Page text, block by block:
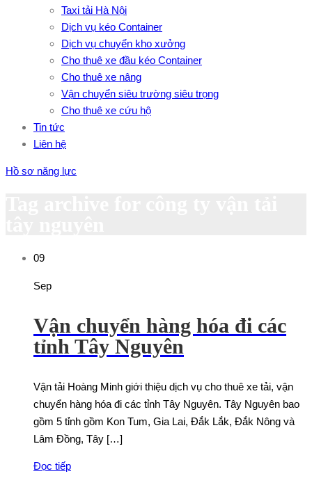
Taxi tải Hà Nội
Dịch vụ kéo Container
Dịch vụ chuyển kho xưởng
Cho thuê xe đầu kéo Container
Cho thuê xe nâng
Vận chuyển siêu trường siêu trọng
Cho thuê xe cứu hộ
Tin tức
Liên hệ
Hồ sơ năng lực
09
Sep
Vận chuyển hàng hóa đi các
tỉnh Tây Nguyên
Vận tải Hoàng Minh giới thiệu dịch vụ cho thuê xe tải, vận
chuyển hàng hóa đi các tỉnh Tây Nguyên. Tây Nguyên bao
gồm 5 tỉnh gồm Kon Tum, Gia Lai, Đắk Lắk, Đắk Nông và
Lâm Đồng, Tây […]
Đọc tiếp